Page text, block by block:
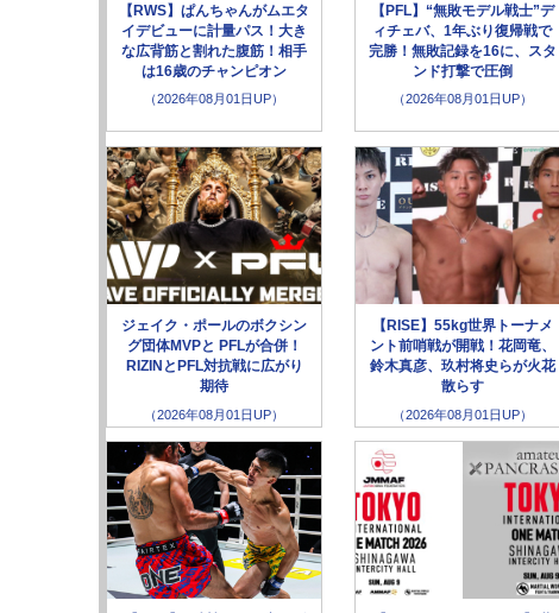
【RWS】ぱんちゃんがムエタ
イデビューに計量パス！大き
な広背筋と割れた腹筋！相手
は16歳のチャンピオン
（2026年08月01日UP）
【PFL】“無敗モデル戦士”デ
ィチェバ、1年ぶり復帰戦で
完勝！無敗記録を16に、スタ
ンド打撃で圧倒
（2026年08月01日UP）
ジェイク・ポールのボクシン
グ団体MVPと PFLが合併！
RIZINとPFL対抗戦に広がり
期待
（2026年08月01日UP）
【RISE】55kg世界トーナメ
ント前哨戦が開戦！花岡竜、
鈴木真彦、玖村将史らが火花
散らす
（2026年08月01日UP）